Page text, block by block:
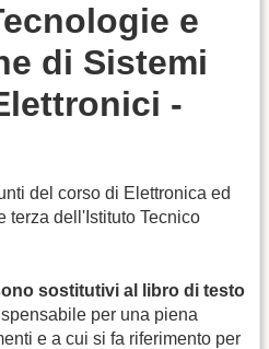
e
di Sistemi
-
del corso di Elettronica ed
terza dell'Istituto Tecnico
sostitutivi al libro di testo
per una piena
e a cui si fa riferimento per